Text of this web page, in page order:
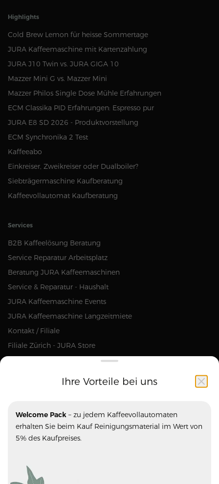
Highlights
Cold Brew Lemon für heisse Sommertage
JURA Kaffeemaschine mit Kartenzahlung
JURA J10 Twin vs. JURA GIGA 10
Mazzer Mini G vs. Mazzer Mini
Mazzer Philos Single Dose Mühle Erfahrungen
ECM Classika PID Erfahrungen: Espresso pur
JURA E8 SD 2026 - Produktvorstellung
ECM Synchronika 2 Test
Kaffeeabo
Einkreiser, Zweikreiser oder Dualboiler?
Siebträgermaschine Kaufberatung
Kaffeevollautomat Kaufberatung
Services
B2B Kaffeelösung Beratung
Service Reparatur Arbeitsplatz
Beratung JURA Kaffeemaschinen
Service & Reparatur - Haushalt
JURA Kaffeemaschine Events
JURA Kaffeemaschine Langzeitmiete
Kontakt / Filiale
Filiale Zürich - JURA Store
Ascaso
Blasercafe
ECM
Eureka
Fiorenzato
Mazzer
Ihre Vorteile bei uns
Welcome Pack
– zu jedem Kaffeevollautomaten
erhalten Sie beim Kauf Reinigungsmaterial im Wert von
5% des Kaufpreises.